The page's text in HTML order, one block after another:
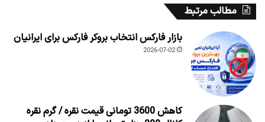
مطالب مرتبط
بازار فارکس انتخاب بروکر فارکس برای ایرانیان
2026-07-02
کاهش 3600 تومانی قیمت نقره / گرم نقره